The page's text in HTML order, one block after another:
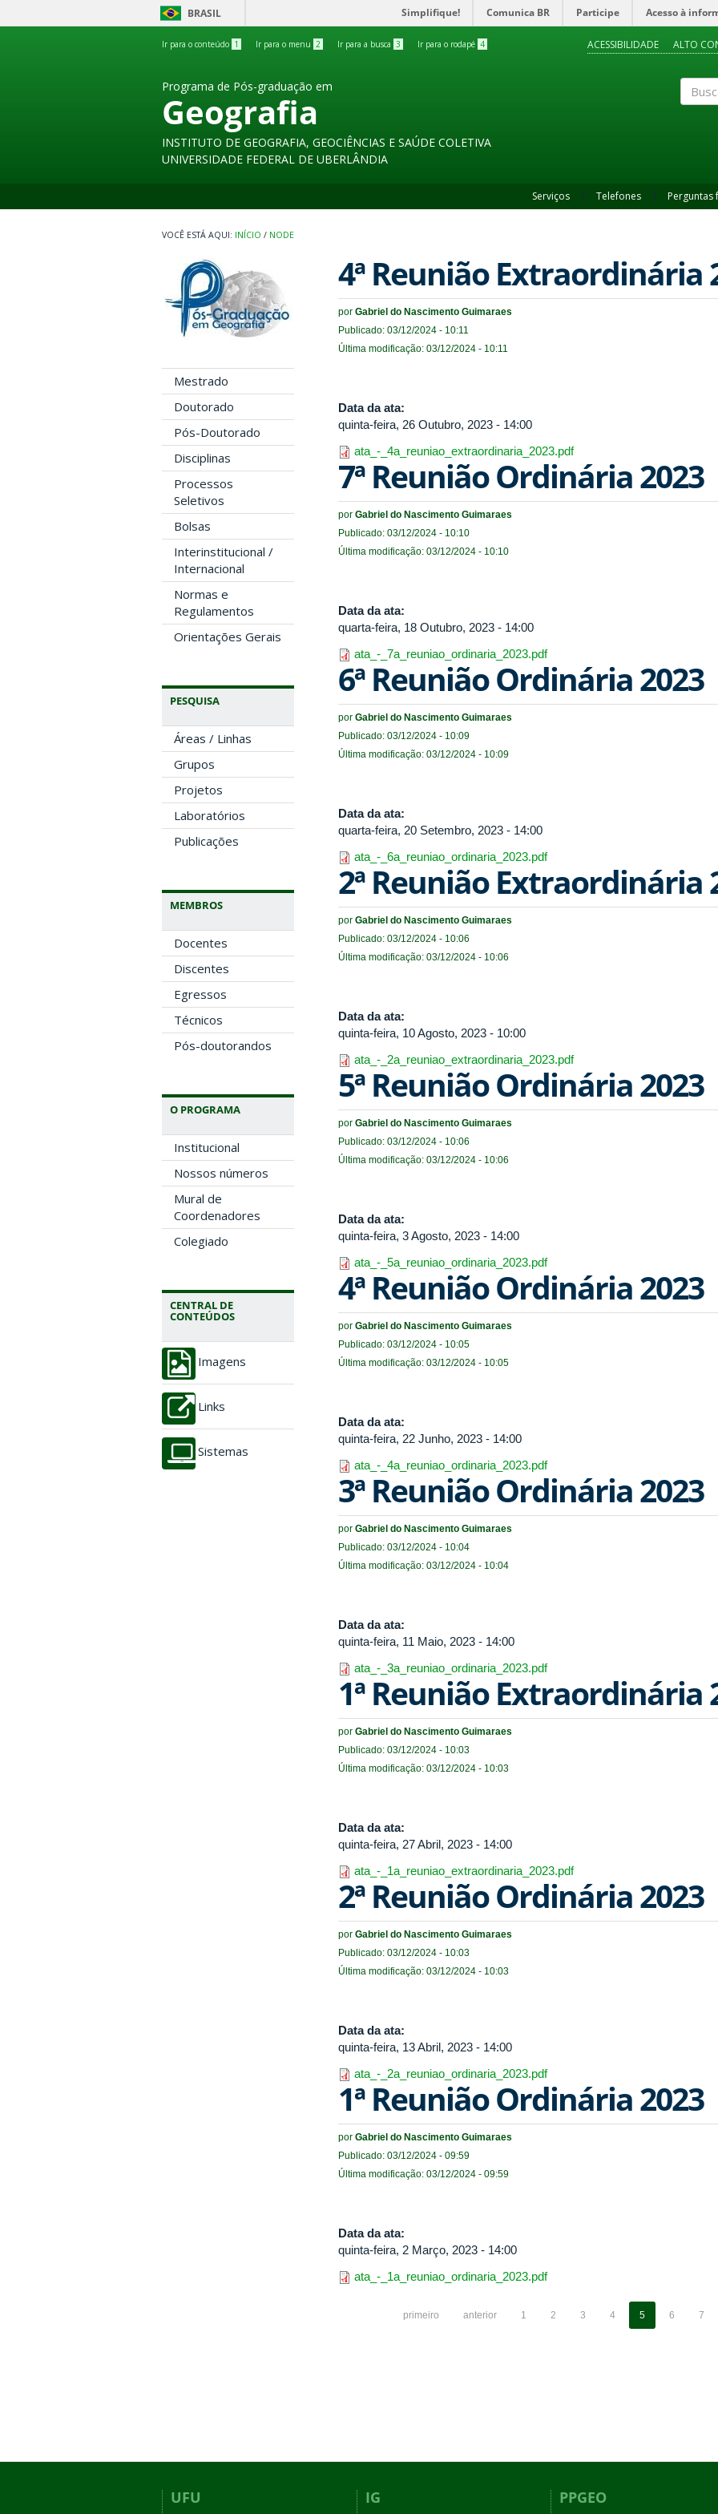
BRASIL Simplifique! Comunica BR Participe Acesso à
Ir para o conteúdo 1 Ir para o menu 2 Ir para a busca 3 Ir para o rodapé 4 ACESSIBILIDADE ALTO
Programa de Pós-graduação em
Geografia
INSTITUTO DE GEOGRAFIA, GEOCIÊNCIAS E SAÚDE COLETIVA
UNIVERSIDADE FEDERAL DE UBERLÂNDIA
Serviços Telefones Perguntas
INÍCIO / NODE
Mestrado
Doutorado
Pós-Doutorado
Disciplinas
Processos
Seletivos
Bolsas
Interinstitucional /
Internacional
Normas e
Regulamentos
Orientações Gerais
PESQUISA
Áreas / Linhas
Grupos
Projetos
Laboratórios
Publicações
MEMBROS
Docentes
Discentes
Egressos
Técnicos
Pós-doutorandos
O PROGRAMA
Institucional
Nossos números
Mural de
Coordenadores
Colegiado
CENTRAL DE
CONTEÚDOS
Imagens
Links
Sistemas
4ª Reunião Extraordinária
por Gabriel do Nascimento Guimaraes
Publicado: 03/12/2024 - 10:11
Última modificação: 03/12/2024 - 10:11
Data da ata:
quinta-feira, 26 Outubro, 2023 - 14:00
ata_-_4a_reuniao_extraordinaria_2023.pdf
7ª Reunião Ordinária 2023
por Gabriel do Nascimento Guimaraes
Publicado: 03/12/2024 - 10:10
Última modificação: 03/12/2024 - 10:10
Data da ata:
quarta-feira, 18 Outubro, 2023 - 14:00
ata_-_7a_reuniao_ordinaria_2023.pdf
6ª Reunião Ordinária 2023
por Gabriel do Nascimento Guimaraes
Publicado: 03/12/2024 - 10:09
Última modificação: 03/12/2024 - 10:09
Data da ata:
quarta-feira, 20 Setembro, 2023 - 14:00
ata_-_6a_reuniao_ordinaria_2023.pdf
2ª Reunião Extraordinária
por Gabriel do Nascimento Guimaraes
Publicado: 03/12/2024 - 10:06
Última modificação: 03/12/2024 - 10:06
Data da ata:
quinta-feira, 10 Agosto, 2023 - 10:00
ata_-_2a_reuniao_extraordinaria_2023.pdf
5ª Reunião Ordinária 2023
por Gabriel do Nascimento Guimaraes
Publicado: 03/12/2024 - 10:06
Última modificação: 03/12/2024 - 10:06
Data da ata:
quinta-feira, 3 Agosto, 2023 - 14:00
ata_-_5a_reuniao_ordinaria_2023.pdf
4ª Reunião Ordinária 2023
por Gabriel do Nascimento Guimaraes
Publicado: 03/12/2024 - 10:05
Última modificação: 03/12/2024 - 10:05
Data da ata:
quinta-feira, 22 Junho, 2023 - 14:00
ata_-_4a_reuniao_ordinaria_2023.pdf
3ª Reunião Ordinária 2023
por Gabriel do Nascimento Guimaraes
Publicado: 03/12/2024 - 10:04
Última modificação: 03/12/2024 - 10:04
Data da ata:
quinta-feira, 11 Maio, 2023 - 14:00
ata_-_3a_reuniao_ordinaria_2023.pdf
1ª Reunião Extraordinária
por Gabriel do Nascimento Guimaraes
Publicado: 03/12/2024 - 10:03
Última modificação: 03/12/2024 - 10:03
Data da ata:
quinta-feira, 27 Abril, 2023 - 14:00
ata_-_1a_reuniao_extraordinaria_2023.pdf
2ª Reunião Ordinária 2023
por Gabriel do Nascimento Guimaraes
Publicado: 03/12/2024 - 10:03
Última modificação: 03/12/2024 - 10:03
Data da ata:
quinta-feira, 13 Abril, 2023 - 14:00
ata_-_2a_reuniao_ordinaria_2023.pdf
1ª Reunião Ordinária 2023
por Gabriel do Nascimento Guimaraes
Publicado: 03/12/2024 - 09:59
Última modificação: 03/12/2024 - 09:59
Data da ata:
quinta-feira, 2 Março, 2023 - 14:00
ata_-_1a_reuniao_ordinaria_2023.pdf
primeiro anterior 1 2 3 4 5 6 7
UFU IG PPGEO